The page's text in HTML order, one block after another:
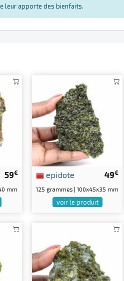
leur apporte des bienfaits.
59€
mm
49€
epidote
125 grammes | 100x45x35 mm
voir le produit